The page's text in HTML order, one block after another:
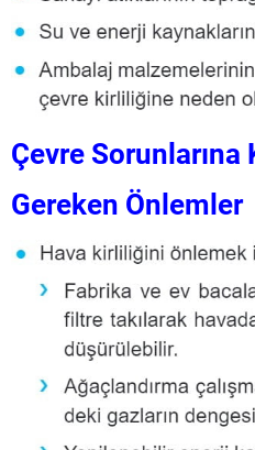
Çevre Sorunlarına
Gereken Önlemler